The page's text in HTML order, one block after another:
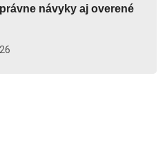
návyky aj overené